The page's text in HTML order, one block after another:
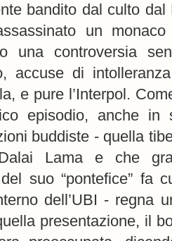
bandito dal culto
un
una controversia
accuse di
e pure l’Interpol.
episodio, anche
buddiste - quella
Lama e che
suo “pontefice” fa
dell’UBI - regna
presentazione, il